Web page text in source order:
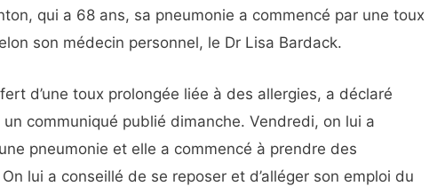
qui a 68 ans, sa pneumonie a commencé par une toux
son médecin personnel, le Dr Lisa Bardack.
d’une toux prolongée liée à des allergies, a déclaré
communiqué publié dimanche. Vendredi, on lui a
pneumonie et elle a commencé à prendre des
lui a conseillé de se reposer et d’alléger son emploi du